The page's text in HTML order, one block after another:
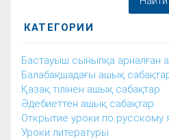
КАТЕГОРИИ
Бастауыш сыныпқа арналған
Балабақшадағы ашық
Қазақ тілінен ашық сабақтар
Әдебиеттен ашық сабақтар
Открытие уроки по русскому
Уроки литературы